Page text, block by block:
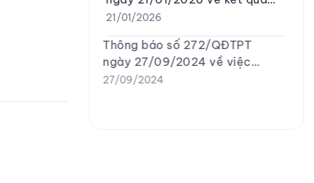
đối thoại tại nơi làm việc đối
với dự thảo Quy chế quản lý
lao động, tiền lương, thù lao,
tiền thưởng của Quỹ Đầu tư
phát triển thành phố Huế
21/01/2026
Thông báo số 272/QĐTPT
ngày 27/09/2024 về việc
tuyển dụng người lao động của
27/09/2024